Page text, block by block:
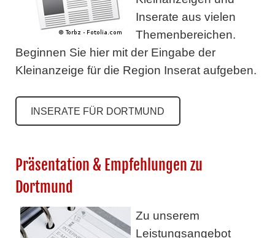
Inserate aus vielen
Themenbereichen.
Beginnen Sie hier mit der Eingabe der
Kleinanzeige für die Region Inserat aufgeben.
INSERATE FÜR DORTMUND
Präsentation & Empfehlungen zu
Dortmund
Zu unserem
Leistungsangebot